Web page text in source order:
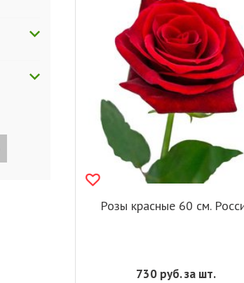
Розы красные 60 см.
730 руб. за шт.